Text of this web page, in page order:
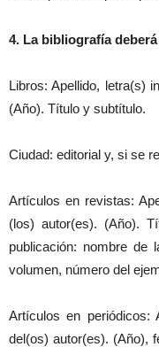
4. La bibliografía
Libros: Apellido, letra(s)
(Año). Título y subtítulo.
Ciudad: editorial y, si se
Artículos en revistas:
(los) autor(es). (Año).
publicación: nombre de
volumen, número del
Artículos en periódicos:
del(os) autor(es). (Año),